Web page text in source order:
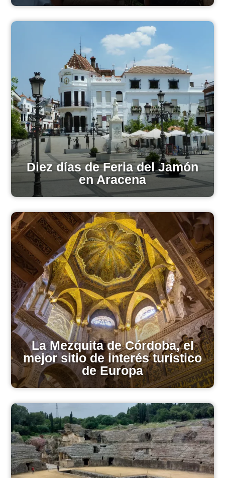
Diez días de Feria del Jamón
en Aracena
La Mezquita de Córdoba, el
mejor sitio de interés turístico
de Europa